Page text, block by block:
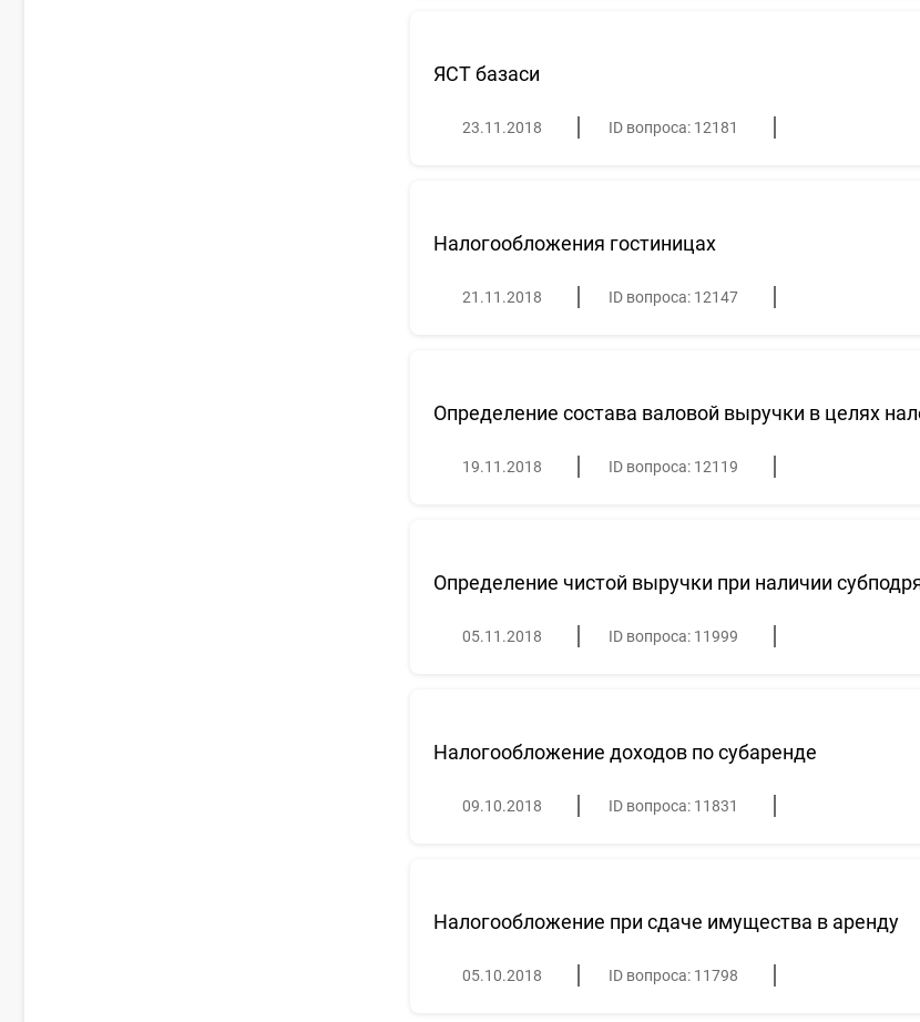
ЯСТ базаси
23.11.2018 ID вопроса: 12181
Налогообложения гостиницах
21.11.2018 ID вопроса: 12147
Определение состава валовой выручки в целях
19.11.2018 ID вопроса: 12119
Определение чистой выручки при наличии
05.11.2018 ID вопроса: 11999
Налогообложение доходов по субаренде
09.10.2018 ID вопроса: 11831
Налогообложение при сдаче имущества в аренду
05.10.2018 ID вопроса: 11798